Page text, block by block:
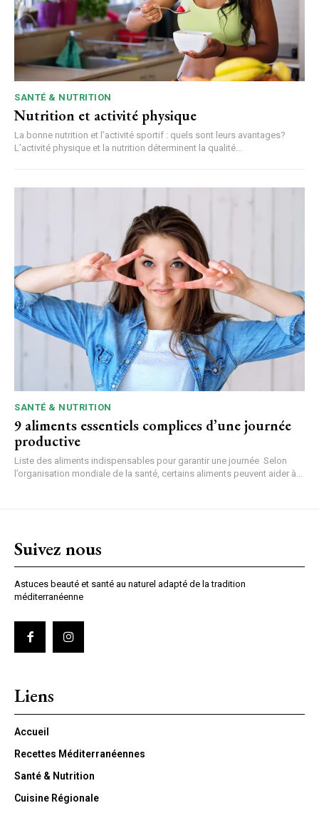
SANTÉ & NUTRITION
Nutrition et activité physique
La bonne nutrition et l’activité sportif : quels sont leurs avantages?
L’activité physique et la nutrition déterminent la qualité...
SANTÉ & NUTRITION
9 aliments essentiels complices d’une journée
productive
Liste des aliments indispensables pour garantir une journée Selon
l’organisation mondiale de la santé, certains aliments peuvent aider à...
Suivez nous
Astuces beauté et santé au naturel adapté de la tradition
méditerranéenne
Liens
Accueil
Recettes Méditerranéennes
Santé & Nutrition
Cuisine Régionale